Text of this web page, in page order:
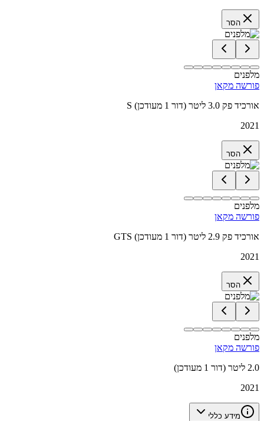
הסר
מלפנים
פורשה מקאן
S אורכיד פק 3.0 ליטר (דור 1 מעודכן)
2021
הסר
מלפנים
פורשה מקאן
GTS אורכיד פק 2.9 ליטר (דור 1 מעודכן)
2021
הסר
מלפנים
פורשה מקאן
2.0 ליטר (דור 1 מעודכן)
2021
מידע כללי